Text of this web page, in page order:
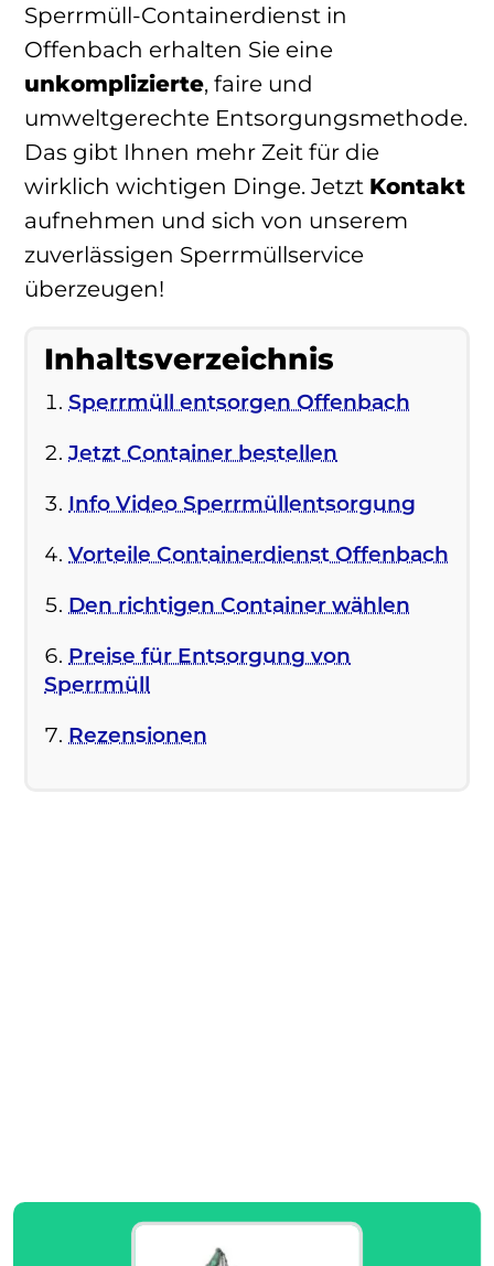
Sperrmüll-Containerdienst in
Offenbach erhalten Sie eine
unkomplizierte, faire und
umweltgerechte Entsorgungsmethode.
Das gibt Ihnen mehr Zeit für die
wirklich wichtigen Dinge. Jetzt Kontakt
aufnehmen und sich von unserem
zuverlässigen Sperrmüllservice
überzeugen!
Inhaltsverzeichnis
Sperrmüll entsorgen Offenbach
Jetzt Container bestellen
Info Video Sperrmüllentsorgung
Vorteile Containerdienst Offenbach
Den richtigen Container wählen
Preise für Entsorgung von
Sperrmüll
Rezensionen